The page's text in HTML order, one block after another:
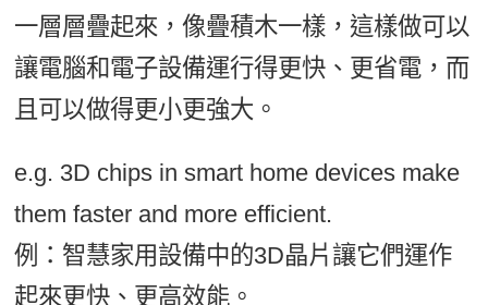
一層層疊起來，像疊積木一樣，這樣做可以
讓電腦和電子設備運行得更快、更省電，而
且可以做得更小更強大。
e.g. 3D chips in smart home devices make
them faster and more efficient.
例：智慧家用設備中的3D晶片讓它們運作
起來更快、更高效能。